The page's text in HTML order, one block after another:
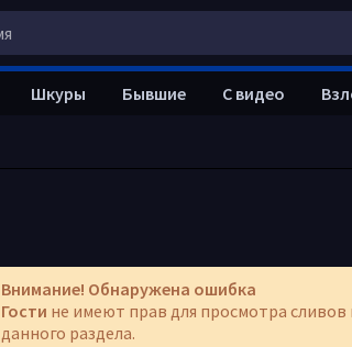
Внимание! Обнаружена ошибка
Гости не имеют прав для просмотра сливов
данного раздела.
Шкуры Бывшие С видео